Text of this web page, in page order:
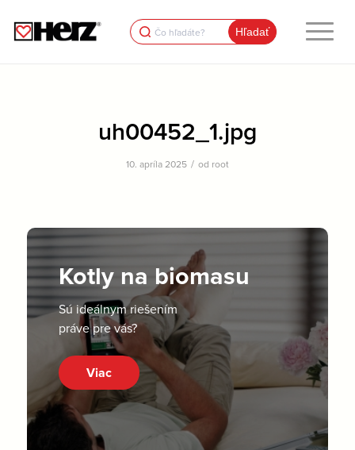
Search
for:
uh00452_1.jpg
10. apríla 2025 / od root
Kotly na biomasu
Sú ideálnym riešením
práve pre vás?
Viac